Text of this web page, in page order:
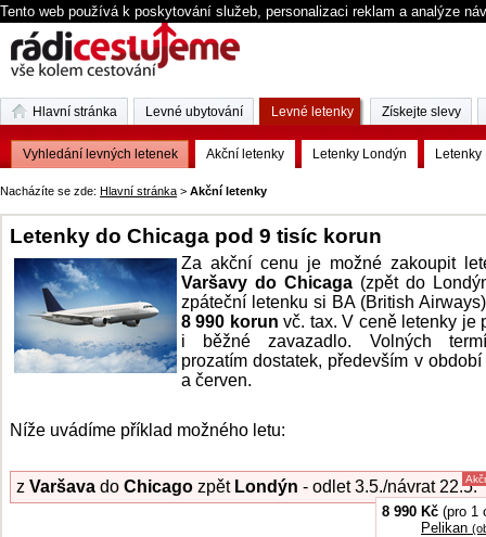
Tento web používá k poskytování služeb, personalizaci reklam a analýze
Nacházíte se zde: Hlavní stránka > Akční letenky
Letenky do Chicaga pod 9 tisíc korun
Za akční cenu je možné zakoupit
Varšavy do Chicaga (zpět do
zpáteční letenku si BA (British
8 990 korun vč. tax. V ceně letenky je
i běžné zavazadlo. Volných
prozatím dostatek, především v období
a červen.
Níže uvádíme příklad možného letu:
z Varšava do Chicago zpět Londýn - odlet 3.5./návrat 22.5.
8 990 Kč (pro 1
Pelikan
Hlavní stránka Levné ubytování Levné letenky
Vyhledání levných letenek Akční letenky Letenky Londýn Letenky
Získejte slevy